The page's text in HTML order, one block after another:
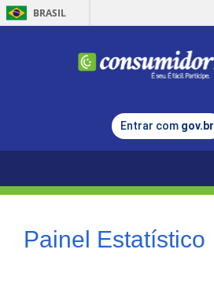
BRASIL
Entrar com gov.br
Painel Estatístico